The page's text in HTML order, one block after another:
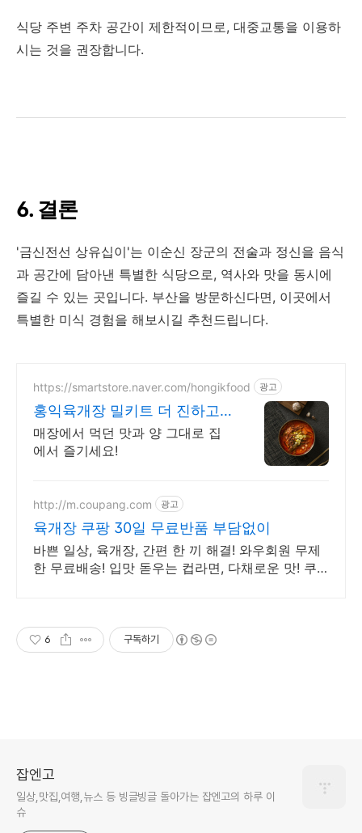
식당 주변 주차 공간이 제한적이므로, 대중교통을 이용하
시는 것을 권장합니다.
6. 결론
'금신전선 상유십이'는 이순신 장군의 전술과 정신을 음식
과 공간에 담아낸 특별한 식당으로, 역사와 맛을 동시에
즐길 수 있는 곳입니다. 부산을 방문하신다면, 이곳에서
특별한 미식 경험을 해보시길 추천드립니다.
https://smartstore.naver.com/hongikfood 광고
홍익육개장 밀키트 더 진하고
푸짐한 간편식
매장에서 먹던 맛과 양 그대로 집
에서 즐기세요!
http://m.coupang.com 광고
육개장 쿠팡 30일 무료반품 부담없이
바쁜 일상, 육개장, 간편 한 끼 해결! 와우회원 무제
한 무료배송! 입맛 돋우는 컵라면, 다채로운 맛! 쿠
6 구독하기
잡엔고
일상,맛집,여행,뉴스 등 빙글빙글 돌아가는 잡엔고의 하루 이
슈